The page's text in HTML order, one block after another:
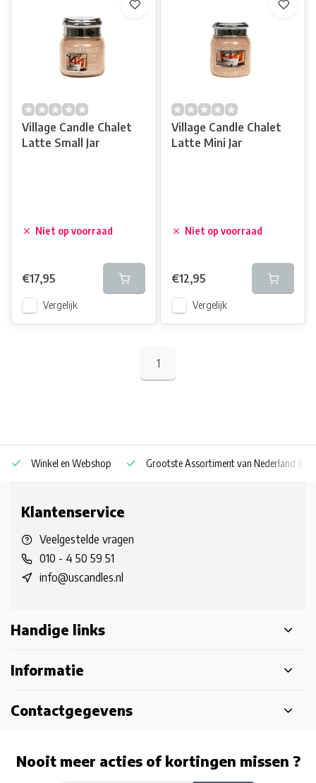
Village Candle Chalet
Latte Small Jar
Niet op voorraad
€17,95
Vergelijk
Village Candle Chalet
Latte Mini Jar
Niet op voorraad
€12,95
Vergelijk
1
Winkel en Webshop Grootste Assortiment van Nederland &
Klantenservice
Veelgestelde vragen
010 - 4 50 59 51
info@uscandles.nl
Handige links
Informatie
Contactgegevens
Nooit meer acties of kortingen missen ?